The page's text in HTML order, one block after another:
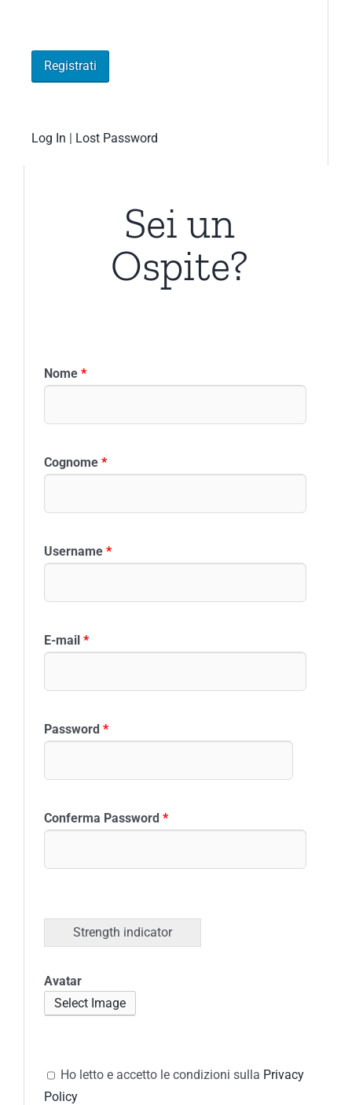
Log In Lost Password
Sei un
Ospite?
Nome *
Cognome *
Username *
E-mail *
Password *
Conferma Password *
Strength indicator
Avatar
Select Image
Ho letto e accetto le condizioni sulla Privacy
Policy